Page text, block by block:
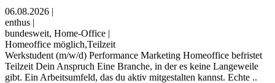
06.08.2026 |
enthus |
bundesweit, Home-Office |
Homeoffice möglich,Teilzeit
Werkstudent (m/w/d) Performance Marketing ​Homeoffice ​befristet ​
Teilzeit Dein Anspruch Eine Branche, in der es keine Langeweile
gibt. Ein Arbeitsumfeld, das du aktiv mitgestalten kannst. Echte ..